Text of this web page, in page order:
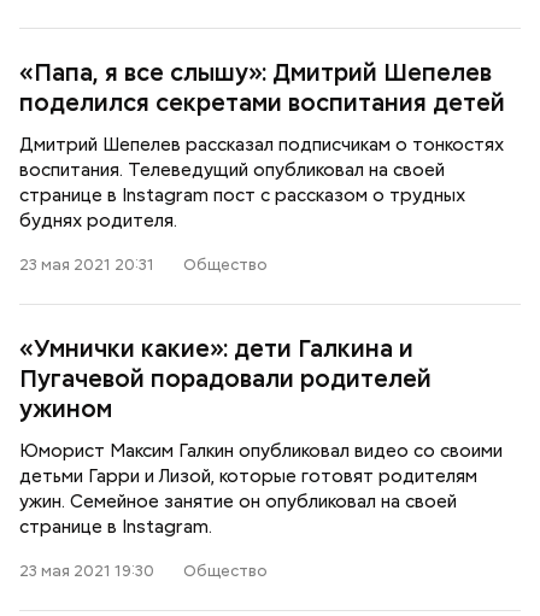
«Папа, я все слышу»: Дмитрий Шепелев
поделился секретами воспитания детей
Дмитрий Шепелев рассказал подписчикам о тонкостях
воспитания. Телеведущий опубликовал на своей
странице в Instagram пост с рассказом о трудных
буднях родителя.
23 мая 2021 20:31 Общество
«Умнички какие»: дети Галкина и
Пугачевой порадовали родителей
ужином
Юморист Максим Галкин опубликовал видео со своими
детьми Гарри и Лизой, которые готовят родителям
ужин. Семейное занятие он опубликовал на своей
странице в Instagram.
23 мая 2021 19:30 Общество